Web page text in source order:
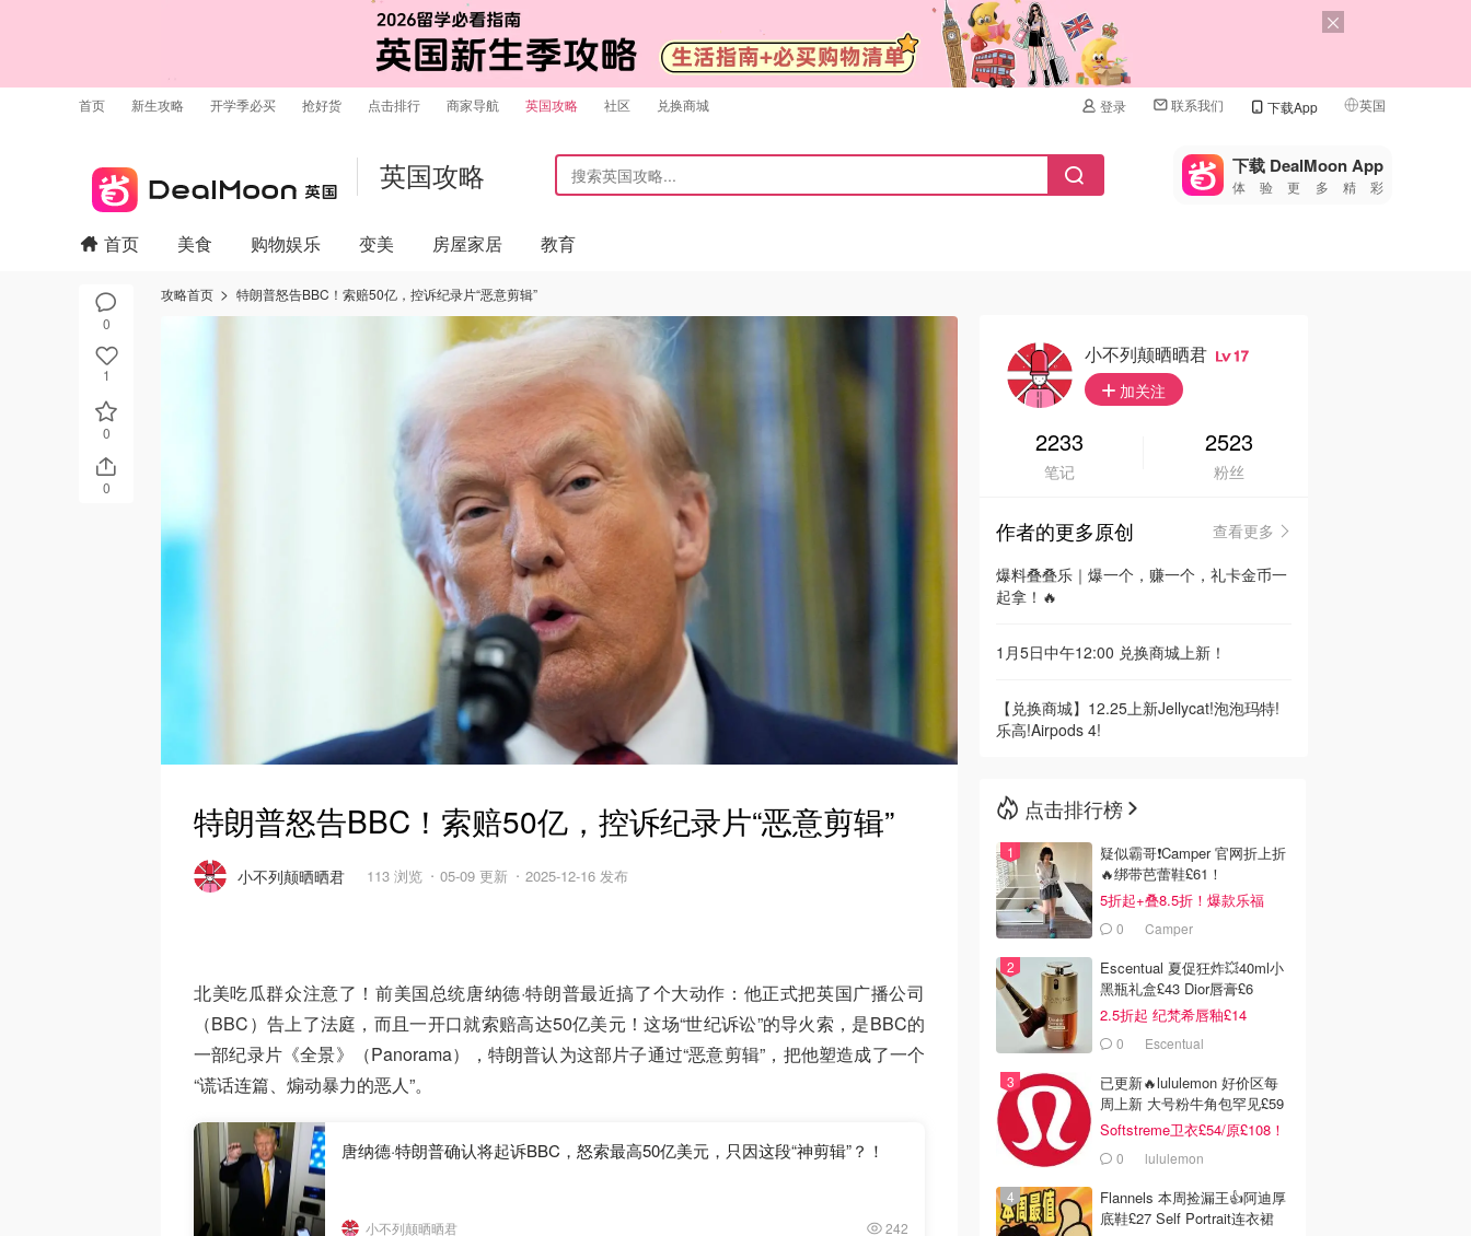
首页 新生攻略 开学季必买 抢好货 点击排行 商家导航 英国攻略 社区 兑换商城 登录 联系我们 下载App 英国
🇺🇸
🇨🇳 中国
🇩🇪
🇮🇹
🇦🇺
🇳🇿新西兰
英国攻略 下载 DealMoon App
体验更多精彩
0
1
0
0
首页 美食 购物娱乐 变美 房屋家居 教育
攻略首页 特朗普怒告BBC！索赔50亿，控诉纪录片“恶意剪辑”
特朗普怒告BBC！索赔50亿，控诉纪录片“恶意剪辑”
小不列颠晒晒君 113 浏览 05-09 更新 2025-12-16 发布
北美吃瓜群众注意了！前美国总统唐纳德·特朗普最近搞了个大动作：他正式把英国广播公司
（BBC）告上了法庭，而且一开口就索赔高达50亿美元！这场“世纪诉讼”的导火索，是BBC的
一部纪录片《全景》（Panorama），特朗普认为这部片子通过“恶意剪辑”，把他塑造成了一个
“谎话连篇、煽动暴力的恶人”。
唐纳德·特朗普确认将起诉BBC，怒索最高50亿美元，只因这段“神剪辑”？！
小不列颠晒晒君 242
小不列颠晒晒君 17
加关注
2233
笔记
2523
粉丝
作者的更多原创
查看更多
爆料叠叠乐｜爆一个，赚一个，礼卡金币一
起拿！🔥
1月5日中午12:00 兑换商城上新！
【兑换商城】12.25上新Jellycat!泡泡玛特!
乐高!Airpods 4!
点击排行榜
疑似霸哥❗️Camper 官网折上折
🔥绑带芭蕾鞋£61！
5折起+叠8.5折！爆款乐福
£68！
0 Camper
Escentual 夏促狂炸💥40ml小
黑瓶礼盒£43 Dior唇膏£6
2.5折起 纪梵希唇釉£14
0 Escentual
已更新🔥lululemon 好价区每
周上新 大号粉牛角包罕见£59
Softstreme卫衣£54/原£108！
0 lululemon
Flannels 本周捡漏王👍阿迪厚
底鞋£27 Self Portrait连衣裙